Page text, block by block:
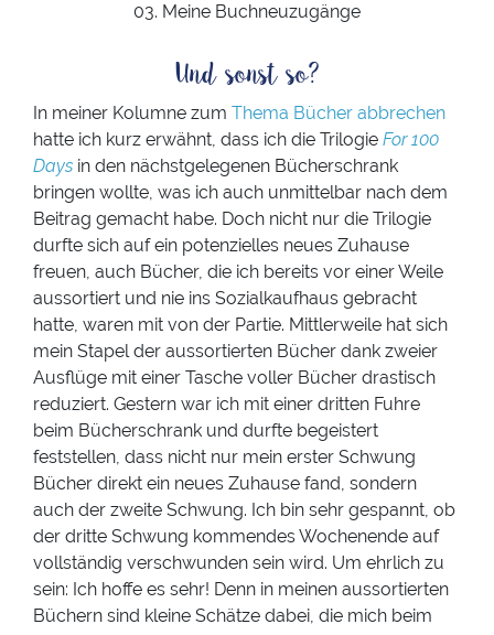
03. Meine Buchneuzugänge
Und sonst so?
In meiner Kolumne zum Thema Bücher abbrechen
hatte ich kurz erwähnt, dass ich die Trilogie For 100
Days in den nächstgelegenen Bücherschrank
bringen wollte, was ich auch unmittelbar nach dem
Beitrag gemacht habe. Doch nicht nur die Trilogie
durfte sich auf ein potenzielles neues Zuhause
freuen, auch Bücher, die ich bereits vor einer Weile
aussortiert und nie ins Sozialkaufhaus gebracht
hatte, waren mit von der Partie. Mittlerweile hat sich
mein Stapel der aussortierten Bücher dank zweier
Ausflüge mit einer Tasche voller Bücher drastisch
reduziert. Gestern war ich mit einer dritten Fuhre
beim Bücherschrank und durfte begeistert
feststellen, dass nicht nur mein erster Schwung
Bücher direkt ein neues Zuhause fand, sondern
auch der zweite Schwung. Ich bin sehr gespannt, ob
der dritte Schwung kommendes Wochenende auf
vollständig verschwunden sein wird. Um ehrlich zu
sein: Ich hoffe es sehr! Denn in meinen aussortierten
Büchern sind kleine Schätze dabei, die mich beim